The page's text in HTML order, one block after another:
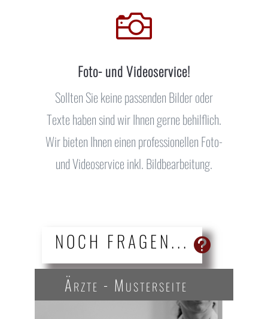

Foto- und Videoservice!
Sollten Sie keine passenden Bilder oder
Texte haben sind wir Ihnen gerne behilflich.
Wir bieten Ihnen einen professionellen Foto-
und Videoservice inkl. Bildbearbeitung.
NOCH FRAGEN...
Ärzte - Musterseite